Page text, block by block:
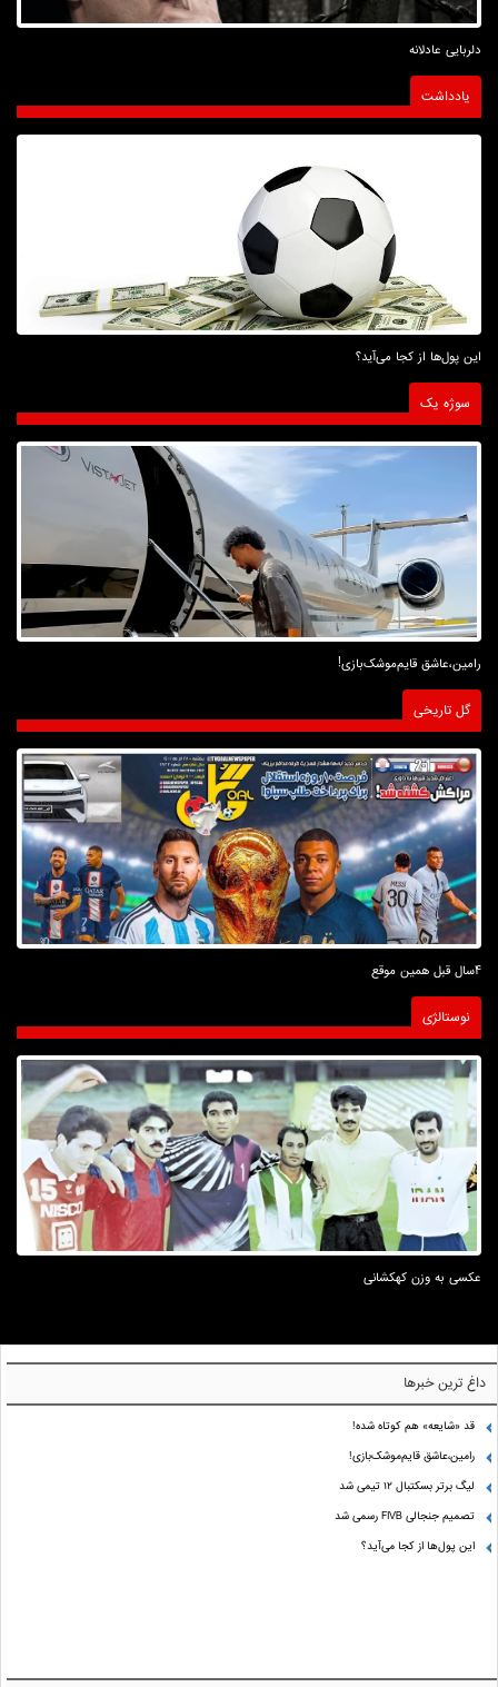
دلربایی عادلانه
یادداشت
این پول‌ها از کجا می‌آید؟
سوژه یک
رامین،عاشق قایم‌موشک‌بازی!
گل تاریخی
4سال قبل همین موقع
نوستالژی
عکسی به وزن کهکشانی
داغ ترین خبرها
قد «شایعه» هم کوتاه شده!
رامین،عاشق قایم‌موشک‌بازی!
لیگ برتر بسکتبال ۱۲ تیمی شد
تصمیم جنجالی FIVB رسمی شد
این پول‌ها از کجا می‌آید؟